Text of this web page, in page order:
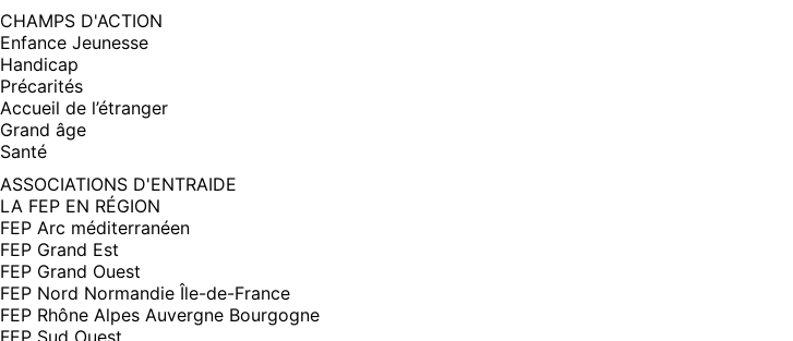
CHAMPS D'ACTION
Enfance Jeunesse
Handicap
Précarités
Accueil de l’étranger
Grand âge
Santé
ASSOCIATIONS D'ENTRAIDE
LA FEP EN RÉGION
FEP Arc méditerranéen
FEP Grand Est
FEP Grand Ouest
FEP Nord Normandie Île-de-France
FEP Rhône Alpes Auvergne Bourgogne
FEP Sud Ouest